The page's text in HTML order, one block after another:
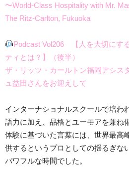
〜World-Class Hospitality with Mr.
The Ritz-Carlton, Fukuoka
Podcast Vol206 【人を大切にす
ティとは？】（後半）
ザ・リッツ・カールトン福岡アシス
ュ益田さんをお迎えして
インターナショナルスクールで培わ
語力に加え、品格とユーモアを兼ね
体験に基づいた言葉には、世界最高
供するというプロとしての揺るぎな
パワフルな時間でした。